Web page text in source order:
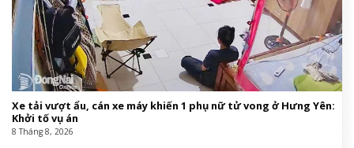
Xe tải vượt ẩu, cán xe máy khiến 1 phụ nữ tử vong ở Hưng Yên:
Khởi tố vụ án
8 Tháng 8, 2026